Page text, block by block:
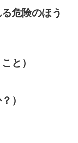
危険のほう
と）
）